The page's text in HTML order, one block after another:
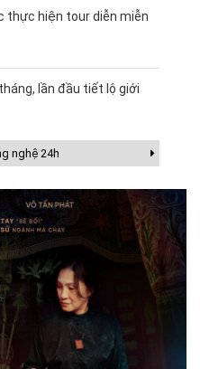
thực hiện tour diễn miễn
lần đầu tiết lộ giới
nghệ 24h